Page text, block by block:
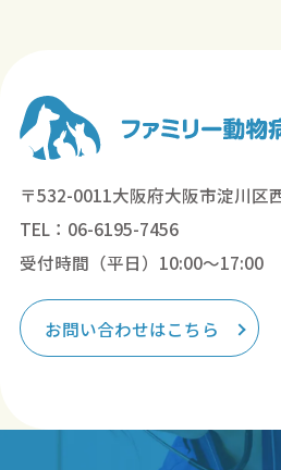
〒532-0011大阪府大阪市淀川区
TEL：06-6195-7456
受付時間（平日）10:00～17:00
お問い合わせはこちら